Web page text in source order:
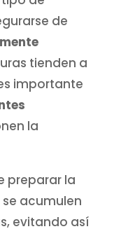
de
tienden a
importante
la
preparar la
acumulen
evitando así